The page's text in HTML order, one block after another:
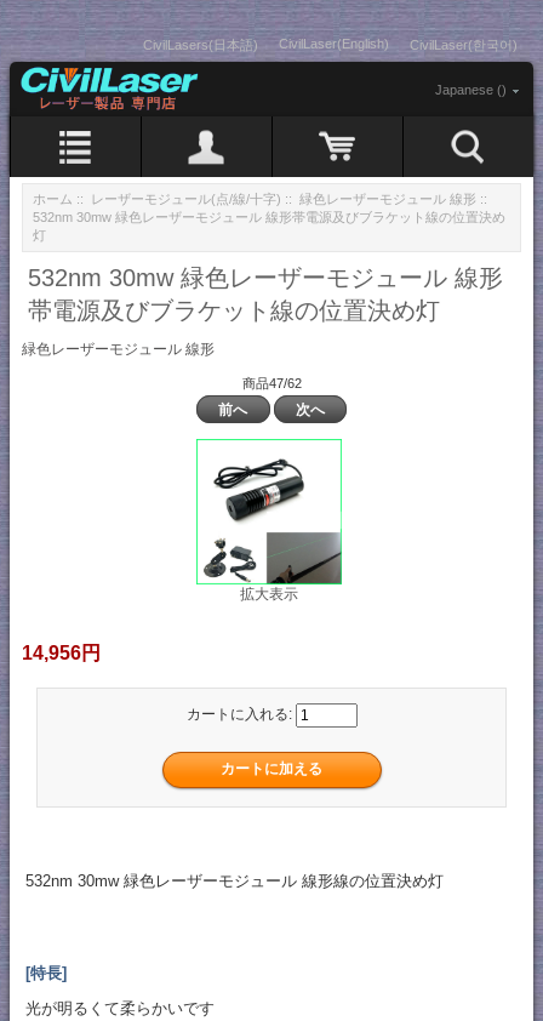
CivilLasers(日本語) CivilLaser(English) CivilLaser(한국어)
Japanese ()
ホーム :: レーザーモジュール(点/線/十字) :: 緑色レーザーモジュール 線形 ::
532nm 30mw 緑色レーザーモジュール 線形帯電源及びブラケット線の位置決め
灯
532nm 30mw 緑色レーザーモジュール 線形
帯電源及びブラケット線の位置決め灯
緑色レーザーモジュール 線形
商品47/62
前へ 次へ
拡大表示
14,956円
カートに入れる:
532nm 30mw 緑色レーザーモジュール 線形線の位置決め灯
[特長]
光が明るくて柔らかいです